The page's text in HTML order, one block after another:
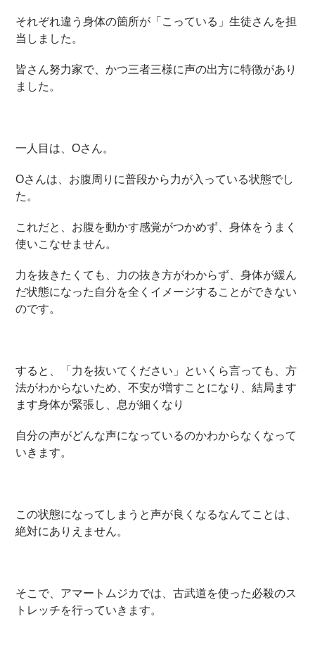
それぞれ違う身体の箇所が「こっている」生徒さんを担
当しました。
皆さん努力家で、かつ三者三様に声の出方に特徴があり
ました。
一人目は、Oさん。
Oさんは、お腹周りに普段から力が入っている状態でし
た。
これだと、お腹を動かす感覚がつかめず、身体をうまく
使いこなせません。
力を抜きたくても、力の抜き方がわからず、身体が緩ん
だ状態になった自分を全くイメージすることができない
のです。
すると、「力を抜いてください」といくら言っても、方
法がわからないため、不安が増すことになり、結局ます
ます身体が緊張し、息が細くなり
自分の声がどんな声になっているのかわからなくなって
いきます。
この状態になってしまうと声が良くなるなんてことは、
絶対にありえません。
そこで、アマートムジカでは、古武道を使った必殺のス
トレッチを行っていきます。